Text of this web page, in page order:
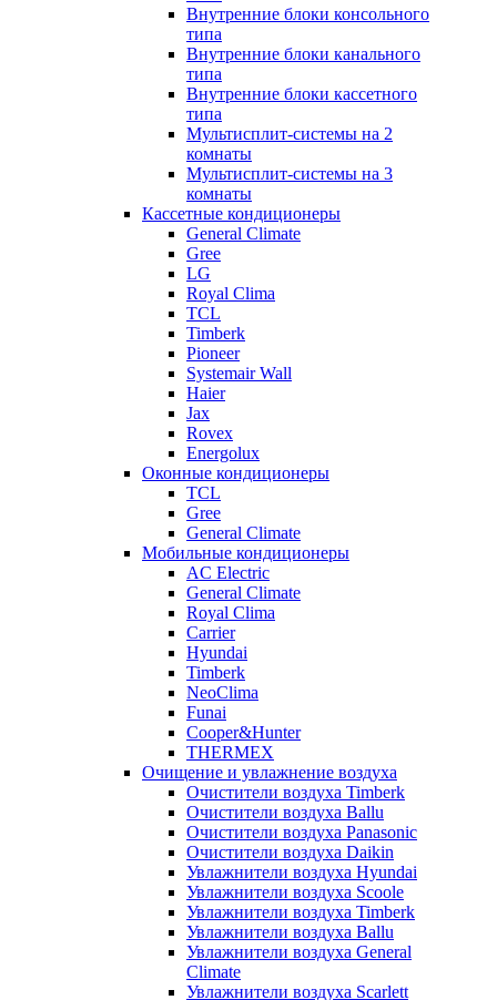
Внутренние блоки консольного
типа
Внутренние блоки канального
типа
Внутренние блоки кассетного
типа
Мультисплит-системы на 2
комнаты
Мультисплит-системы на 3
комнаты
Кассетные кондиционеры
General Climate
Gree
LG
Royal Clima
TCL
Timberk
Pioneer
Systemair Wall
Haier
Jax
Rovex
Energolux
Оконные кондиционеры
TCL
Gree
General Climate
Мобильные кондиционеры
AC Electric
General Climate
Royal Clima
Carrier
Hyundai
Timberk
NeoClima
Funai
Cooper&Hunter
THERMEX
Очищение и увлажнение воздуха
Очистители воздуха Timberk
Очистители воздуха Ballu
Очистители воздуха Panasonic
Очистители воздуха Daikin
Увлажнители воздуха Hyundai
Увлажнители воздуха Scoole
Увлажнители воздуха Timberk
Увлажнители воздуха Ballu
Увлажнители воздуха General
Climate
Увлажнители воздуха Scarlett